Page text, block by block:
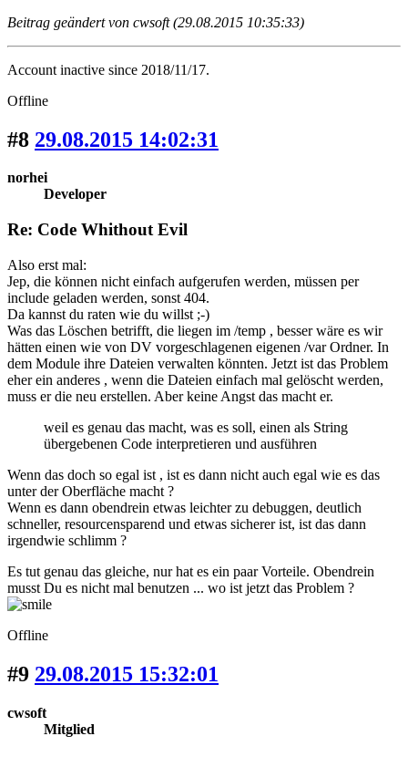
Beitrag geändert von cwsoft (29.08.2015 10:35:33)
Account inactive since 2018/11/17.
Offline
#8 29.08.2015 14:02:31
norhei
Developer
Re: Code Whithout Evil
Also erst mal:
Jep, die können nicht einfach aufgerufen werden, müssen per
include geladen werden, sonst 404.
Da kannst du raten wie du willst ;-)
Was das Löschen betrifft, die liegen im /temp , besser wäre es wir
hätten einen wie von DV vorgeschlagenen eigenen /var Ordner. In
dem Module ihre Dateien verwalten könnten. Jetzt ist das Problem
eher ein anderes , wenn die Dateien einfach mal gelöscht werden,
muss er die neu erstellen. Aber keine Angst das macht er.
weil es genau das macht, was es soll, einen als String
übergebenen Code interpretieren und ausführen
Wenn das doch so egal ist , ist es dann nicht auch egal wie es das
unter der Oberfläche macht ?
Wenn es dann obendrein etwas leichter zu debuggen, deutlich
schneller, resourcensparend und etwas sicherer ist, ist das dann
irgendwie schlimm ?
Es tut genau das gleiche, nur hat es ein paar Vorteile. Obendrein
musst Du es nicht mal benutzen ... wo ist jetzt das Problem ?
Offline
#9 29.08.2015 15:32:01
cwsoft
Mitglied